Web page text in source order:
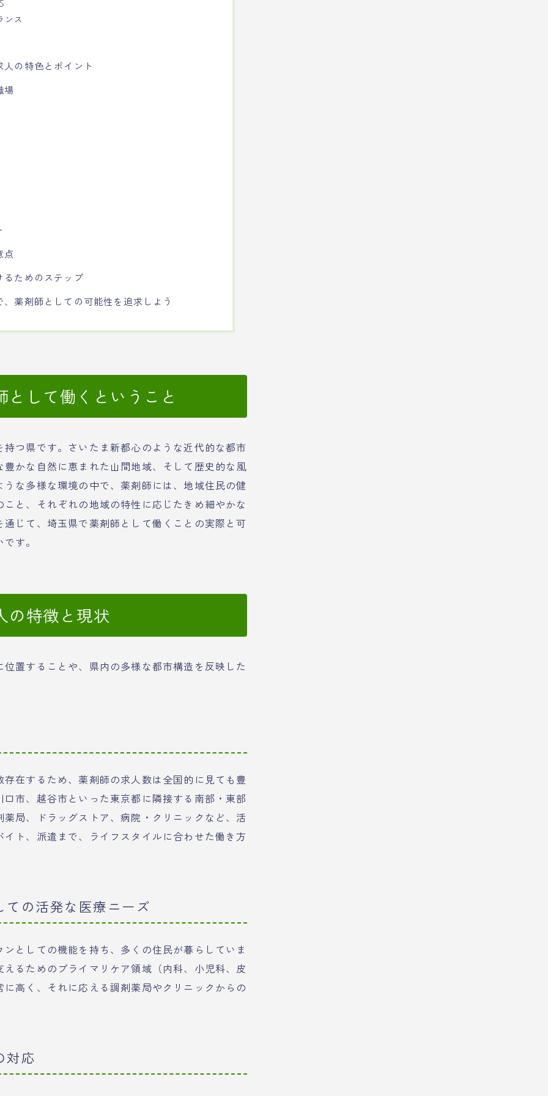
ンス
の特色とポイント
場
点
るためのステップ
薬剤師としての可能性を追求しよう
して働くということ
つ県です。さいたま新都心のような近代的な都市
かな自然に恵まれた山間地域、そして歴史的な風
な多様な環境の中で、薬剤師には、地域住民の健
と、それぞれの地域の特性に応じたきめ細やかな
じて、埼玉県で薬剤師として働くことの実際と可
す。
の特徴と現状
置することや、県内の多様な都市構造を反映した
在するため、薬剤師の求人数は全国的に見ても豊
市、越谷市といった東京都に隣接する南部・東部
局、ドラッグストア、病院・クリニックなど、活
ト、派遣まで、ライフスタイルに合わせた働き方
の活発な医療ニーズ
としての機能を持ち、多くの住民が暮らしていま
るためのプライマリケア領域（内科、小児科、皮
高く、それに応える調剤薬局やクリニックからの
対応